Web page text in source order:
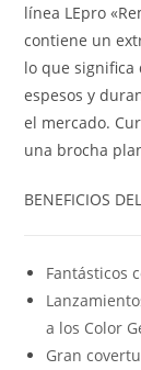
línea LEpro
contiene un
lo que significa
espesos y
el mercado.
una brocha
BENEFICIOS
Fantásticos
a los Color
Gran